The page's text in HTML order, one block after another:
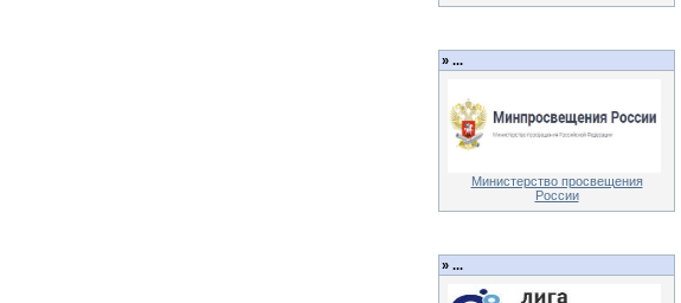
» ...
Министерство просвещения
России
» ...